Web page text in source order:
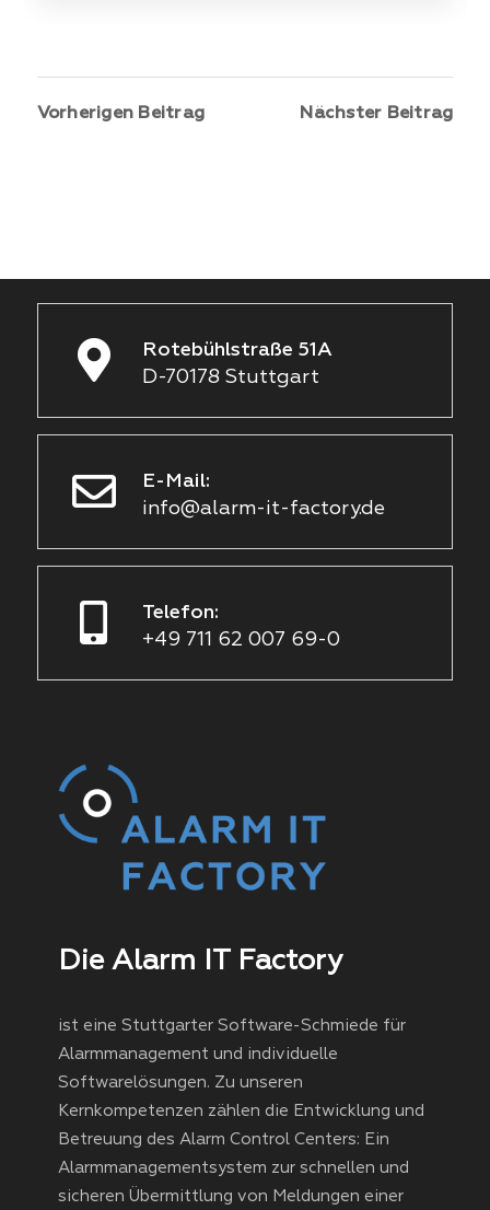
Vorherigen Beitrag Nächster Beitrag
Rotebühlstraße 51A
D-70178 Stuttgart
E-Mail:
info@alarm-it-factory.de
Telefon:
+49 711 62 007 69-0
Die Alarm IT Factory
ist eine Stuttgarter Software-Schmiede für
Alarmmanagement und individuelle
Softwarelösungen. Zu unseren
Kernkompetenzen zählen die Entwicklung und
Betreuung des Alarm Control Centers: Ein
Alarmmanagementsystem zur schnellen und
sicheren Übermittlung von Meldungen einer